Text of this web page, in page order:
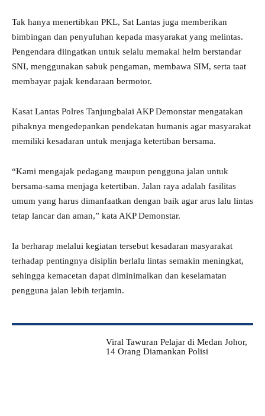
Tak hanya menertibkan PKL, Sat Lantas juga memberikan
bimbingan dan penyuluhan kepada masyarakat yang melintas.
Pengendara diingatkan untuk selalu memakai helm berstandar
SNI, menggunakan sabuk pengaman, membawa SIM, serta taat
membayar pajak kendaraan bermotor.
Kasat Lantas Polres Tanjungbalai AKP Demonstar mengatakan
pihaknya mengedepankan pendekatan humanis agar masyarakat
memiliki kesadaran untuk menjaga ketertiban bersama.
“Kami mengajak pedagang maupun pengguna jalan untuk
bersama-sama menjaga ketertiban. Jalan raya adalah fasilitas
umum yang harus dimanfaatkan dengan baik agar arus lalu lintas
tetap lancar dan aman,” kata AKP Demonstar.
Ia berharap melalui kegiatan tersebut kesadaran masyarakat
terhadap pentingnya disiplin berlalu lintas semakin meningkat,
sehingga kemacetan dapat diminimalkan dan keselamatan
pengguna jalan lebih terjamin.
Viral Tawuran Pelajar di Medan Johor,
14 Orang Diamankan Polisi